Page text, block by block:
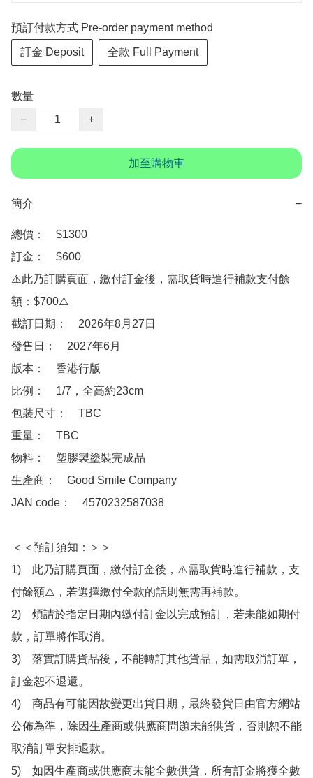
預訂付款方式 Pre-order payment method
訂金 Deposit 全款 Full Payment
數量
−
+
加至購物車
簡介 −
總價：　$1300
訂金：　$600
⚠️此乃訂購頁面，繳付訂金後，需取貨時進行補款支付餘
額：$700⚠️
截訂日期：　2026年8月27日
發售日：　2027年6月
版本：　香港行版
比例：　1/7，全高約23cm
包裝尺寸：　TBC
重量：　TBC
物料：　塑膠製塗裝完成品
生產商：　Good Smile Company
JAN code：　4570232587038
＜＜預訂須知：＞＞
1)　此乃訂購頁面，繳付訂金後，⚠️需取貨時進行補款，支
付餘額⚠️，若選擇繳付全款的話則無需再補款。
2)　煩請於指定日期內繳付訂金以完成預訂，若未能如期付
款，訂單將作取消。
3)　落實訂購貨品後，不能轉訂其他貨品，如需取消訂單，
訂金恕不退還。
4)　商品有可能因故變更出貨日期，最終發貨日由官方網站
公佈為準，除因生產商或供應商問題未能供貨，否則恕不能
取消訂單安排退款。
5)　如因生產商或供應商未能全數供貨，所有訂金將獲全數